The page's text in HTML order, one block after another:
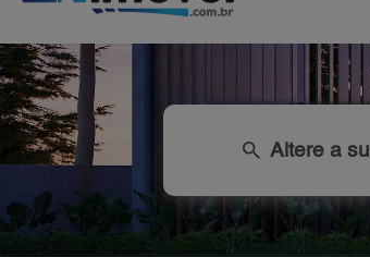
search Altere a